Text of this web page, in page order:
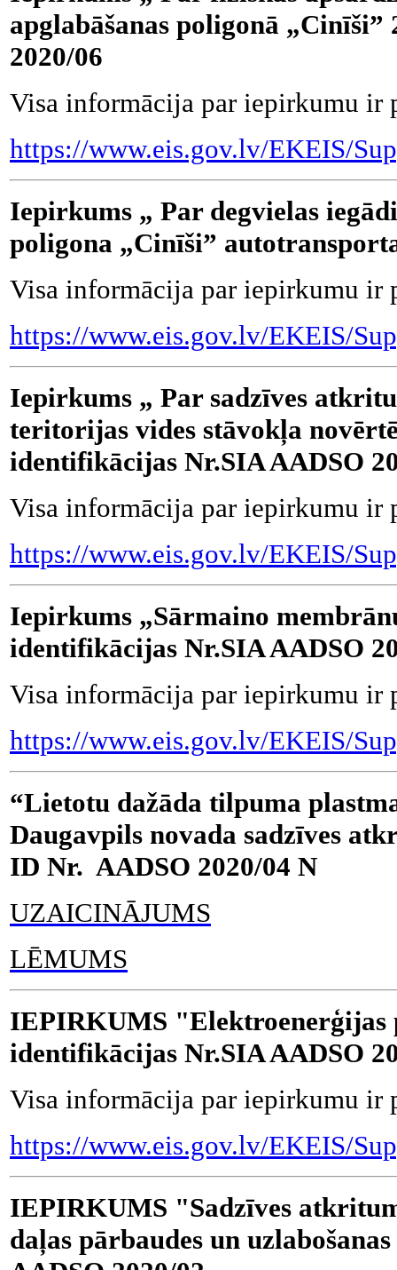
apglabāšanas poligonā
2020/06
Visa informācija par iepirkumu ir
https://www.eis.gov.lv/EKEIS/
Iepirkums „ Par degvielas
poligona „Cinīši”
Visa informācija par iepirkumu ir
https://www.eis.gov.lv/EKEIS/
Iepirkums „ Par sadzīves
teritorijas vides stāvokļa
identifikācijas Nr.SIA AADSO
Visa informācija par iepirkumu ir
https://www.eis.gov.lv/EKEIS/
Iepirkums „Sārmaino
identifikācijas Nr.SIA AADSO
Visa informācija par iepirkumu ir
https://www.eis.gov.lv/EKEIS/
“Lietotu dažāda tilpuma
Daugavpils novada sadzīves
ID Nr. AADSO 2020/04 N
UZAICINĀJUMS
LĒMUMS
IEPIRKUMS "Elektroenerģijas
identifikācijas Nr.SIA AADSO
Visa informācija par iepirkumu ir
https://www.eis.gov.lv/EKEIS/
IEPIRKUMS "Sadzīves
daļas pārbaudes un